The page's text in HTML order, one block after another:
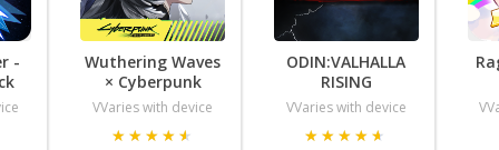
-
Wuthering Waves
× Cyberpunk
VVaries with device
★★★★★
★★★★★
ODIN:VALHALLA
RISING
VVaries with device
★★★★★
★★★★★